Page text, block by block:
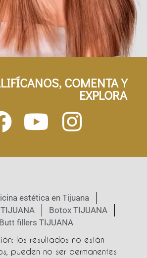
COMENTA Y
EXPLORA
estética en Tijuana
Botox TIJUANA
Butt fillers TIJUANA
los resultados no están
pueden no ser permanentes